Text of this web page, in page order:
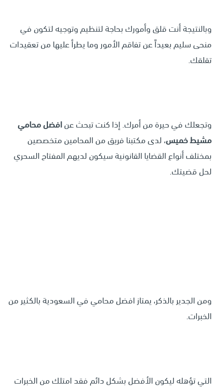
وبالنتيجة أنت قلق وأمورك بحاجة لتنظيم وتوجيه لتكون في
منحى سليم بعيداً عن تفاقم الأمور وما يطرأ عليها من تعقيدات
تقلقك.
وتجعلك في حيرة من أمرك. إذا كنت تبحث عنافضل محامي
مشيط خميس، لدى مكتبنا فريق من المحامين متخصصين
بمختلف أنواع القضايا القانونية سيكون لديهم المفتاح السحري
لحل قضيتك.
ومن الجدير بالذكر، يمتاز افضل محامي في السعودية بالكثير من
الخبرات.
التي تؤهله ليكون الأفضل بشكل دائم فقد امتلك من الخبرات